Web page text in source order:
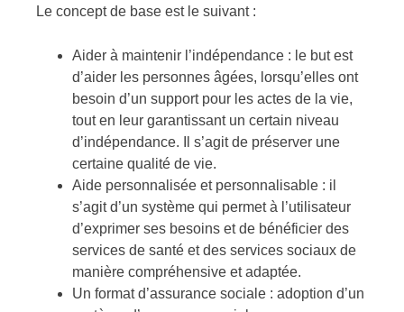
Le concept de base est le suivant :
Aider à maintenir l’indépendance : le but est
d’aider les personnes âgées, lorsqu’elles ont
besoin d’un support pour les actes de la vie,
tout en leur garantissant un certain niveau
d’indépendance. Il s’agit de préserver une
certaine qualité de vie.
Aide personnalisée et personnalisable : il
s’agit d’un système qui permet à l’utilisateur
d’exprimer ses besoins et de bénéficier des
services de santé et des services sociaux de
manière compréhensive et adaptée.
Un format d’assurance sociale : adoption d’un